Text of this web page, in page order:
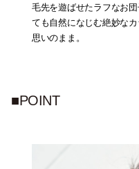
毛先を遊ばせたラフなお
ても自然になじむ絶妙な
思いのまま。
■POINT